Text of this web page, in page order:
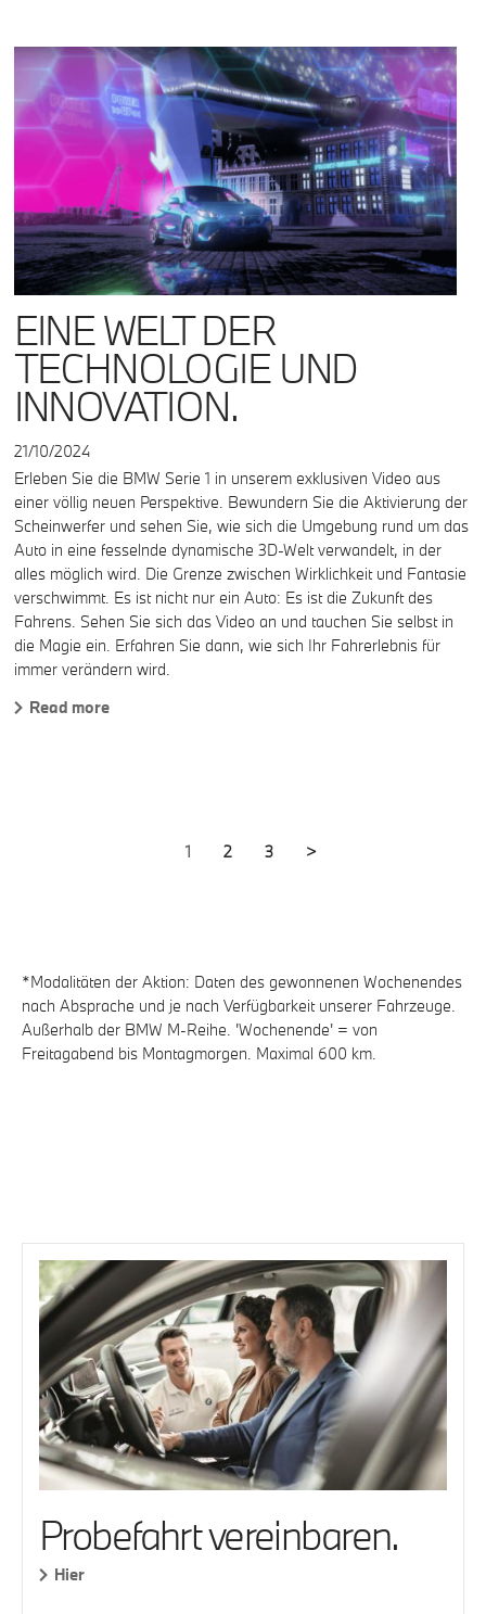
EINE WELT DER
TECHNOLOGIE UND
INNOVATION.
21/10/2024
Erleben Sie die BMW Serie 1 in unserem exklusiven Video aus
einer völlig neuen Perspektive. Bewundern Sie die Aktivierung der
Scheinwerfer und sehen Sie, wie sich die Umgebung rund um das
Auto in eine fesselnde dynamische 3D-Welt verwandelt, in der
alles möglich wird. Die Grenze zwischen Wirklichkeit und Fantasie
verschwimmt. Es ist nicht nur ein Auto: Es ist die Zukunft des
Fahrens. Sehen Sie sich das Video an und tauchen Sie selbst in
die Magie ein. Erfahren Sie dann, wie sich Ihr Fahrerlebnis für
immer verändern wird.
Read more
Current
1 Seite
2 Seite
3
Next
>
*Modalitäten der Aktion: Daten des gewonnenen Wochenendes
nach Absprache und je nach Verfügbarkeit unserer Fahrzeuge.
Außerhalb der BMW M-Reihe. 'Wochenende' = von
Freitagabend bis Montagmorgen. Maximal 600 km.
Probefahrt vereinbaren.
Hier